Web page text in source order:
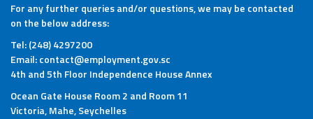
For any further queries and/or questions, we may be contacted
on the below address:
Tel: (248) 4297200
Email: contact@employment.gov.sc
4th and 5th Floor Independence House Annex
Ocean Gate House Room 2 and Room 11
Victoria, Mahe, Seychelles